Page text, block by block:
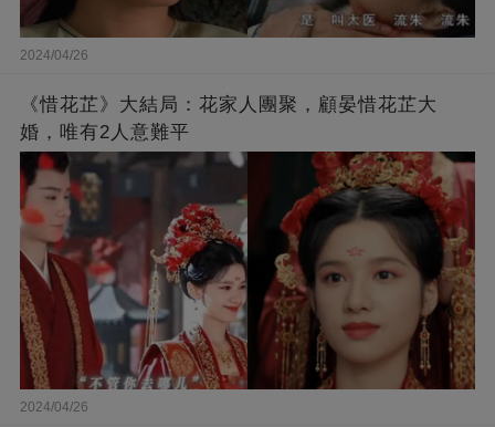
2024/04/26
《惜花芷》大結局：花家人團聚，顧晏惜花芷大
婚，唯有2人意難平
2024/04/26